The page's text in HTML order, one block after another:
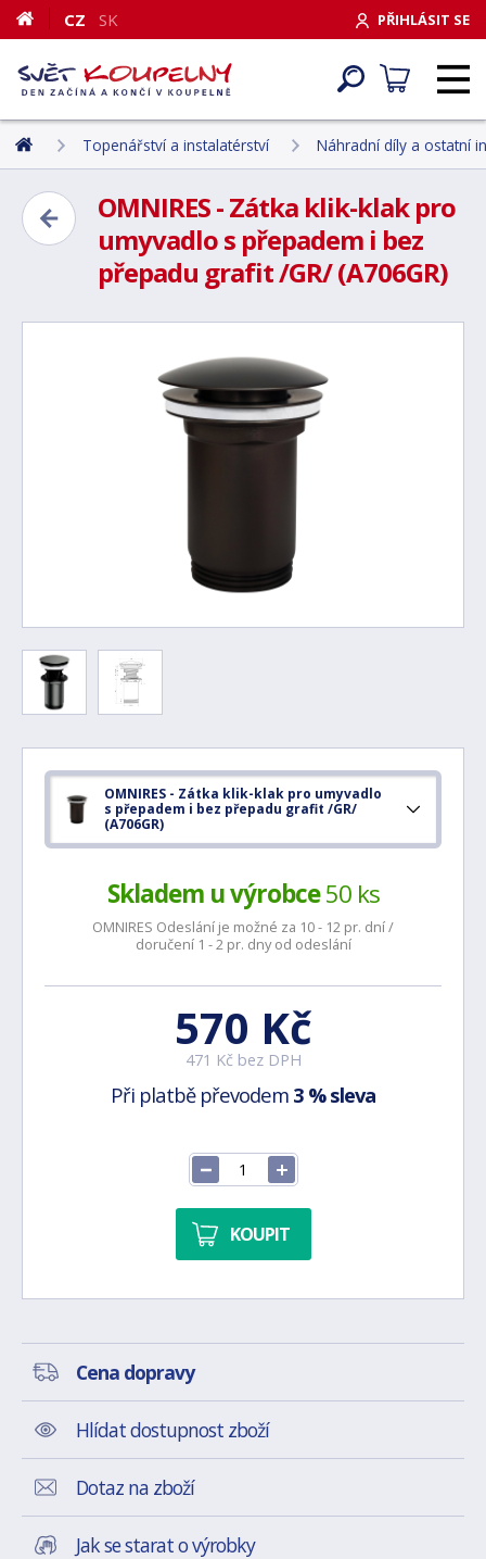
PŘIHLÁSIT SE
CZ SK
Topenářství a instalatérství Náhradní díly a ostatní
OMNIRES - Zátka klik-klak pro
umyvadlo s přepadem i bez
přepadu grafit /GR/ (A706GR)
OMNIRES - Zátka klik-klak pro umyvadlo
s přepadem i bez přepadu grafit /GR/
(A706GR)
Skladem u výrobce50 ks
OMNIRES Odeslání je možné za 10 - 12 pr. dní /
doručení 1 - 2 pr. dny od odeslání
570 Kč
471 Kč bez DPH
Při platbě převodem 3 % sleva
KOUPIT
Cena dopravy
Hlídat dostupnost zboží
Dotaz na zboží
Jak se starat o výrobky